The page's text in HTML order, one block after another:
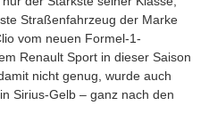
Straßenfahrzeug der Marke
vom neuen Formel-1-
Renault Sport in dieser Saison
nicht genug, wurde auch
Sirius-Gelb – ganz nach den